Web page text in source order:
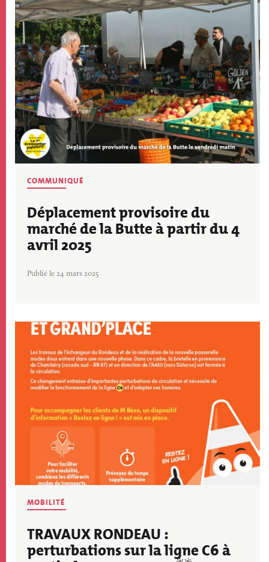
Image
COMMUNIQUÉ
Déplacement provisoire du
marché de la Butte à partir du 4
avril 2025
Publié le 24 mars 2025
Image
MOBILITÉ
TRAVAUX RONDEAU :
perturbations sur la ligne C6 à